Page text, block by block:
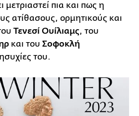
μετριαστεί πια και πως η
ατίθασους, ορμητικούς και
Τενεσί Ουίλιαμς, του
και του Σοφοκλή
του.